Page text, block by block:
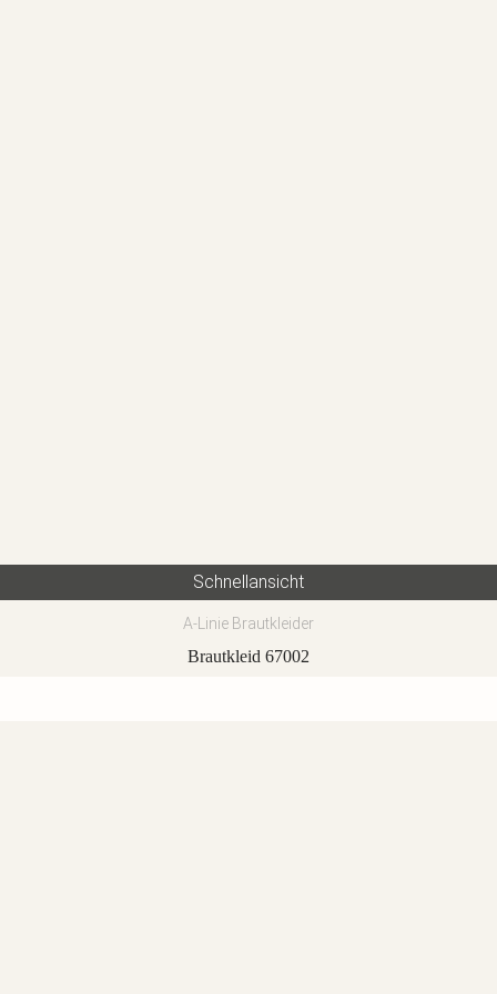
Schnellansicht
A-Linie Brautkleider
Brautkleid 67002